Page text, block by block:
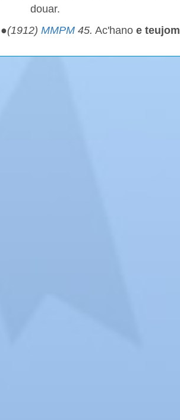
douar.
●(1912) MMPM 45. Ac'hano e